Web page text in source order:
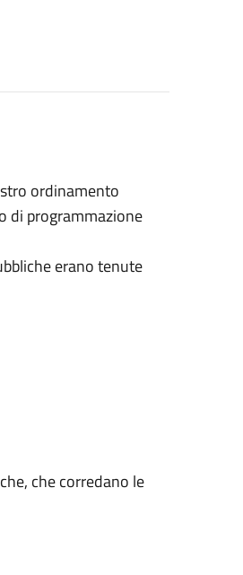
ordinamento
di programmazione
erano tenute
che corredano le